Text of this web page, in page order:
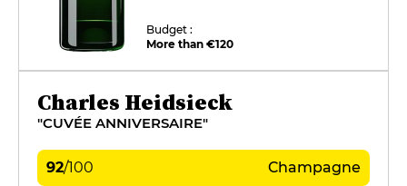
Budget :
More than €120
Charles Heidsieck
"CUVÉE ANNIVERSAIRE"
92/100 Champagne